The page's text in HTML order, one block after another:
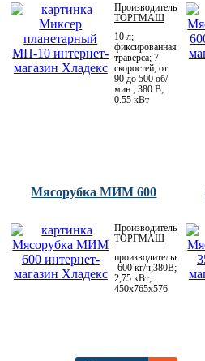
Производитель:
ТОРГМАШ
10 л;
фиксированная
траверса; 7
скоростей; от
90 до 500 об/
мин.; 380 В;
0.55 кВт
Мясорубка МИМ 600
Производитель:
ТОРГМАШ
производительность
-600 кг/ч;380В;
2,75 кВт;
450х765х576